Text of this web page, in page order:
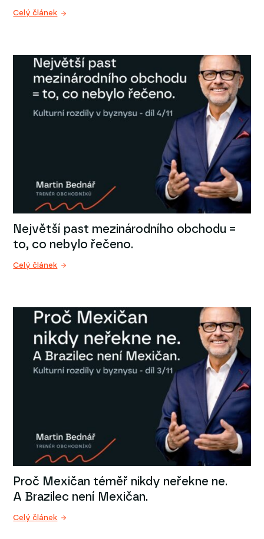
Celý článek
Největší past mezinárodního obchodu =
to, co nebylo řečeno.
Celý článek
Proč Mexičan téměř nikdy neřekne ne.
A Brazilec není Mexičan.
Celý článek